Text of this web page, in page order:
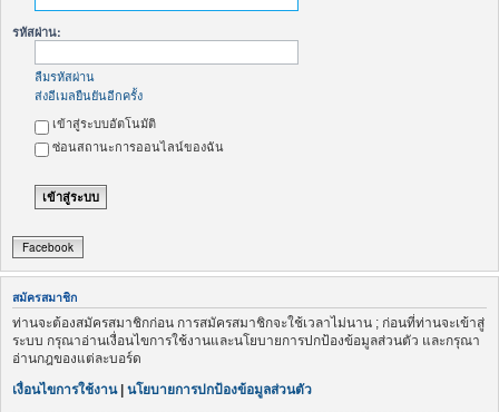
รหัสผ่าน:
ลืมรหัสผ่าน
ส่งอีเมลยืนยันอีกครั้ง
เข้าสู่ระบบอัตโนมัติ
ซ่อนสถานะการออนไลน์ของฉัน
Facebook
สมัครสมาชิก
ท่านจะต้องสมัครสมาชิกก่อน การสมัครสมาชิกจะใช้เวลาไม่นาน ; ก่อนที่ท่านจะเข้าสู่
ระบบ กรุณาอ่านเงื่อนไขการใช้งานและนโยบายการปกป้องข้อมูลส่วนตัว และกรุณา
อ่านกฎของแต่ละบอร์ด
เงื่อนไขการใช้งาน| นโยบายการปกป้องข้อมูลส่วนตัว